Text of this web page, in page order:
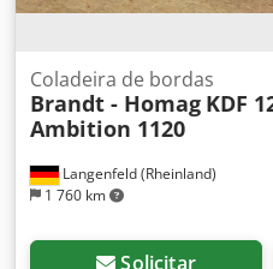
Langenfeld (Rheinland)
1 760 km
Coladeira de bordas
Brandt - Homag KDF
Ambition 1120
Solicitar